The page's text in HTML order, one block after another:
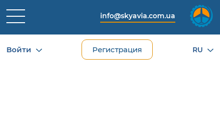
info@skyavia.com.ua
Войти Регистрация RU